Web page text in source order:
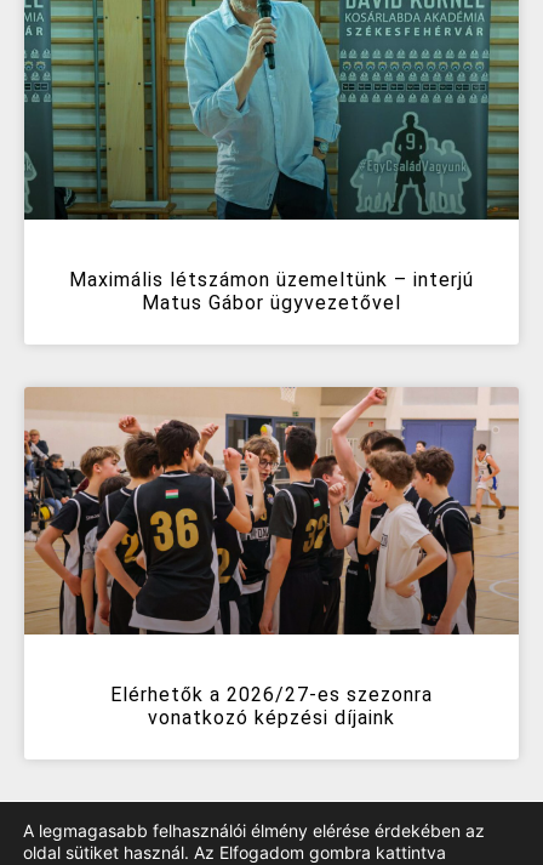
Maximális létszámon üzemeltünk – interjú
Matus Gábor ügyvezetővel
Elérhetők a 2026/27-es szezonra
vonatkozó képzési díjaink
A legmagasabb felhasználói élmény elérése érdekében az
oldal sütiket használ. Az Elfogadom gombra kattintva